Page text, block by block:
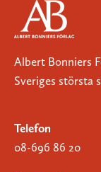
Albert Bonniers
Sveriges största
Telefon
08-696 86 20